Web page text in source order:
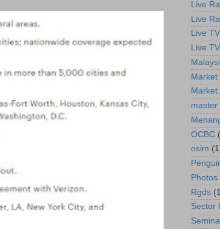
Live
Live
Live
Live
Market
master
OCBC
osim
Photos
Rgds
Sector